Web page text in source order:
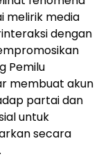
melirik media
dengan
Pemilu
membuat akun
partai dan
untuk
secara